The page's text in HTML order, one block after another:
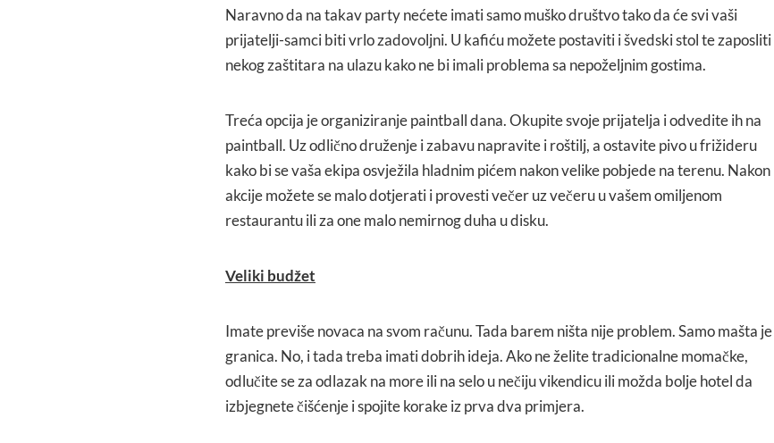
Naravno da na takav party nećete imati samo muško društvo tako da će svi vaši
prijatelji-samci biti vrlo zadovoljni. U kafiću možete postaviti i švedski stol te zaposliti
nekog zaštitara na ulazu kako ne bi imali problema sa nepoželjnim gostima.
Treća opcija je organiziranje paintball dana. Okupite svoje prijatelja i odvedite ih na
paintball. Uz odlično druženje i zabavu napravite i roštilj, a ostavite pivo u frižideru
kako bi se vaša ekipa osvježila hladnim pićem nakon velike pobjede na terenu. Nakon
akcije možete se malo dotjerati i provesti večer uz večeru u vašem omiljenom
restaurantu ili za one malo nemirnog duha u disku.
Veliki budžet
Imate previše novaca na svom računu. Tada barem ništa nije problem. Samo mašta je
granica. No, i tada treba imati dobrih ideja. Ako ne želite tradicionalne momačke,
odlučite se za odlazak na more ili na selo u nečiju vikendicu ili možda bolje hotel da
izbjegnete čišćenje i spojite korake iz prva dva primjera.